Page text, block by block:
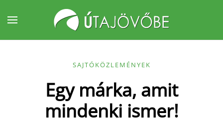
Fő tartalom átugrása
SAJTÓKÖZLEMÉNYEK
Egy márka, amit
mindenki ismer!